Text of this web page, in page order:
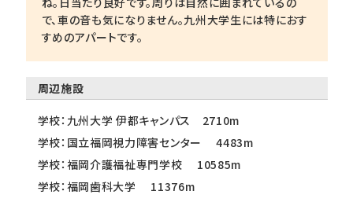
で、車の音も気になりません。九州大学生には特におす
すめのアパートです。
周辺施設
学校：九州大学 伊都キャンパス 2710m
学校：国立福岡視力障害センター 4483m
学校：福岡介護福祉専門学校 10585m
学校：福岡歯科大学 11376m